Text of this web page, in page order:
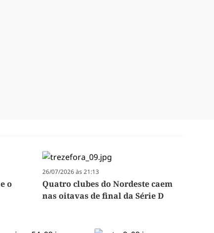
o
26/07/2026 às 21:13
Quatro clubes do Nordeste caem
nas oitavas de final da Série D